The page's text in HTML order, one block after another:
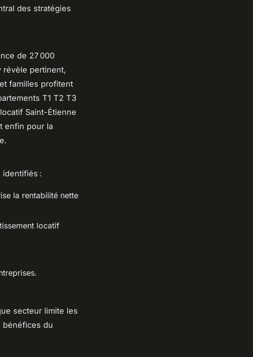
des stratégies
de 27 000
révèle pertinent,
familles profitent
T1 T2 T3
Saint-Étienne
enfin pour la
identifiés :
la rentabilité nette
locatif
secteur limite les
bénéfices du